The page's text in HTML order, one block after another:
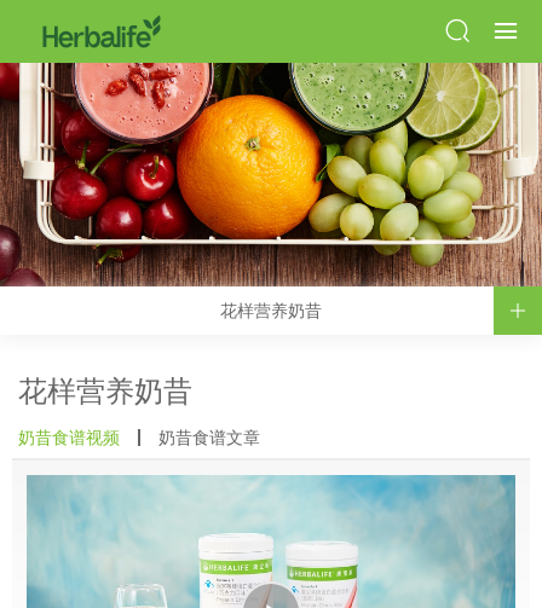
花样营养奶昔
花样营养奶昔
奶昔食谱视频 奶昔食谱文章